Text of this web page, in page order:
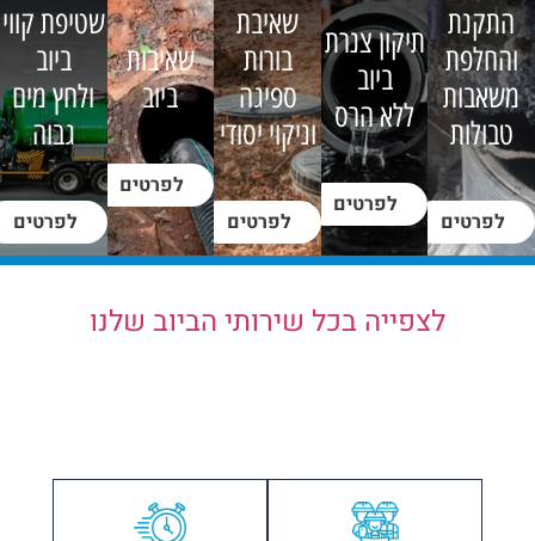
התקנת
והחלפת
משאבות
טבולות
לפרטים
תיקון צנרת
ביוב
ללא הרס
לפרטים
שאיבת
בורות
ספיגה
וניקוי יסודי
לפרטים
שאיבות
ביוב
לפרטים
שטיפת קווי
ביוב
ולחץ מים
גבוה
לפרטים
לצפייה בכל שירותי הביוב שלנו